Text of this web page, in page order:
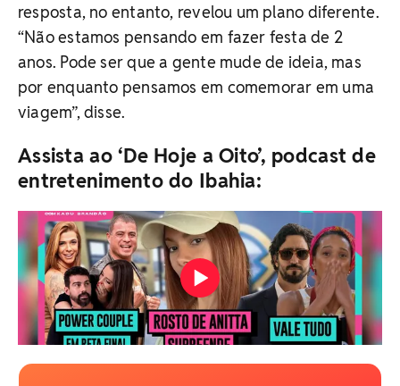
resposta, no entanto, revelou um plano diferente.
“Não estamos pensando em fazer festa de 2
anos. Pode ser que a gente mude de ideia, mas
por enquanto pensamos em comemorar em uma
viagem”, disse.
Assista ao ‘De Hoje a Oito’, podcast de
entretenimento do Ibahia: